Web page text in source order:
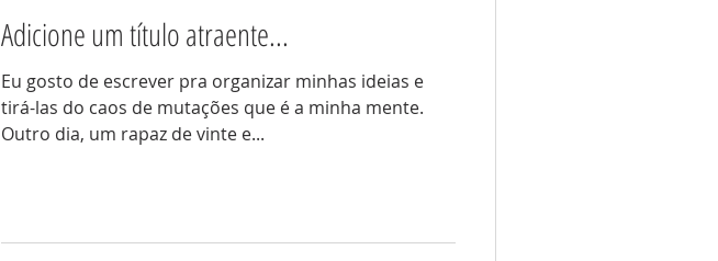
Adicione um título atraente...
Eu gosto de escrever pra organizar minhas ideias e
tirá-las do caos de mutações que é a minha mente.
Outro dia, um rapaz de vinte e...